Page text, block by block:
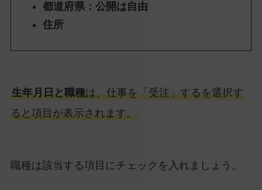
都道府県：公開は自由
住所
生年月日と職種は、仕事を「受注」するを選択す
ると項目が表示されます。
職種は該当する項目にチェックを入れましょう。